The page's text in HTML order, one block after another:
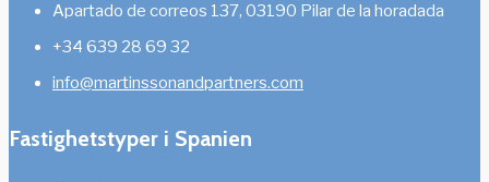
Apartado de correos 137, 03190 Pilar de la horadada
+34 639 28 69 32
info@martinssonandpartners.com
Fastighetstyper i Spanien